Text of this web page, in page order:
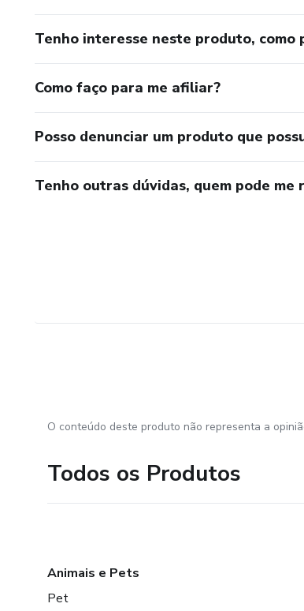
Tenho interesse neste produto, como
Como faço para me afiliar?
Posso denunciar um produto que
Tenho outras dúvidas, quem pode me
O conteúdo deste produto não representa a
Todos os Produtos
Animais e Pets
Pet